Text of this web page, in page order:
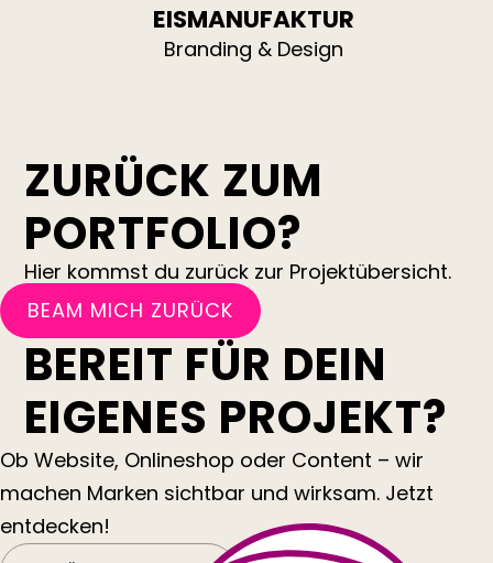
EISMANUFAKTUR
Branding & Design
ZURÜCK ZUM
PORTFOLIO?
Hier kommst du zurück zur Projektübersicht.
BEAM MICH ZURÜCK
BEREIT FÜR DEIN
EIGENES PROJEKT?
Ob Website, Onlineshop oder Content – wir
machen Marken sichtbar und wirksam. Jetzt
entdecken!